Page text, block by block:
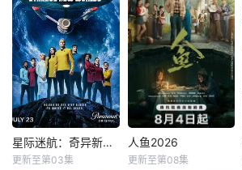
星际迷航：奇异新世界第四季
更新至第03集
人鱼2026
更新至第08集